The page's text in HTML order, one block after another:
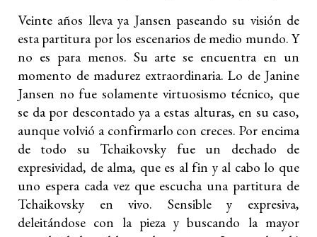
Veinte años lleva ya Jansen paseando su visión de
esta partitura por los escenarios de medio mundo. Y
no es para menos. Su arte se encuentra en un
momento de madurez extraordinaria. Lo de Janine
Jansen no fue solamente virtuosismo técnico, que
se da por descontado ya a estas alturas, en su caso,
aunque volvió a confirmarlo con creces. Por encima
de todo su Tchaikovsky fue un dechado de
expresividad, de alma, que es al fin y al cabo lo que
uno espera cada vez que escucha una partitura de
Tchaikovsky en vivo. Sensible y expresiva,
deleitándose con la pieza y buscando la mayor